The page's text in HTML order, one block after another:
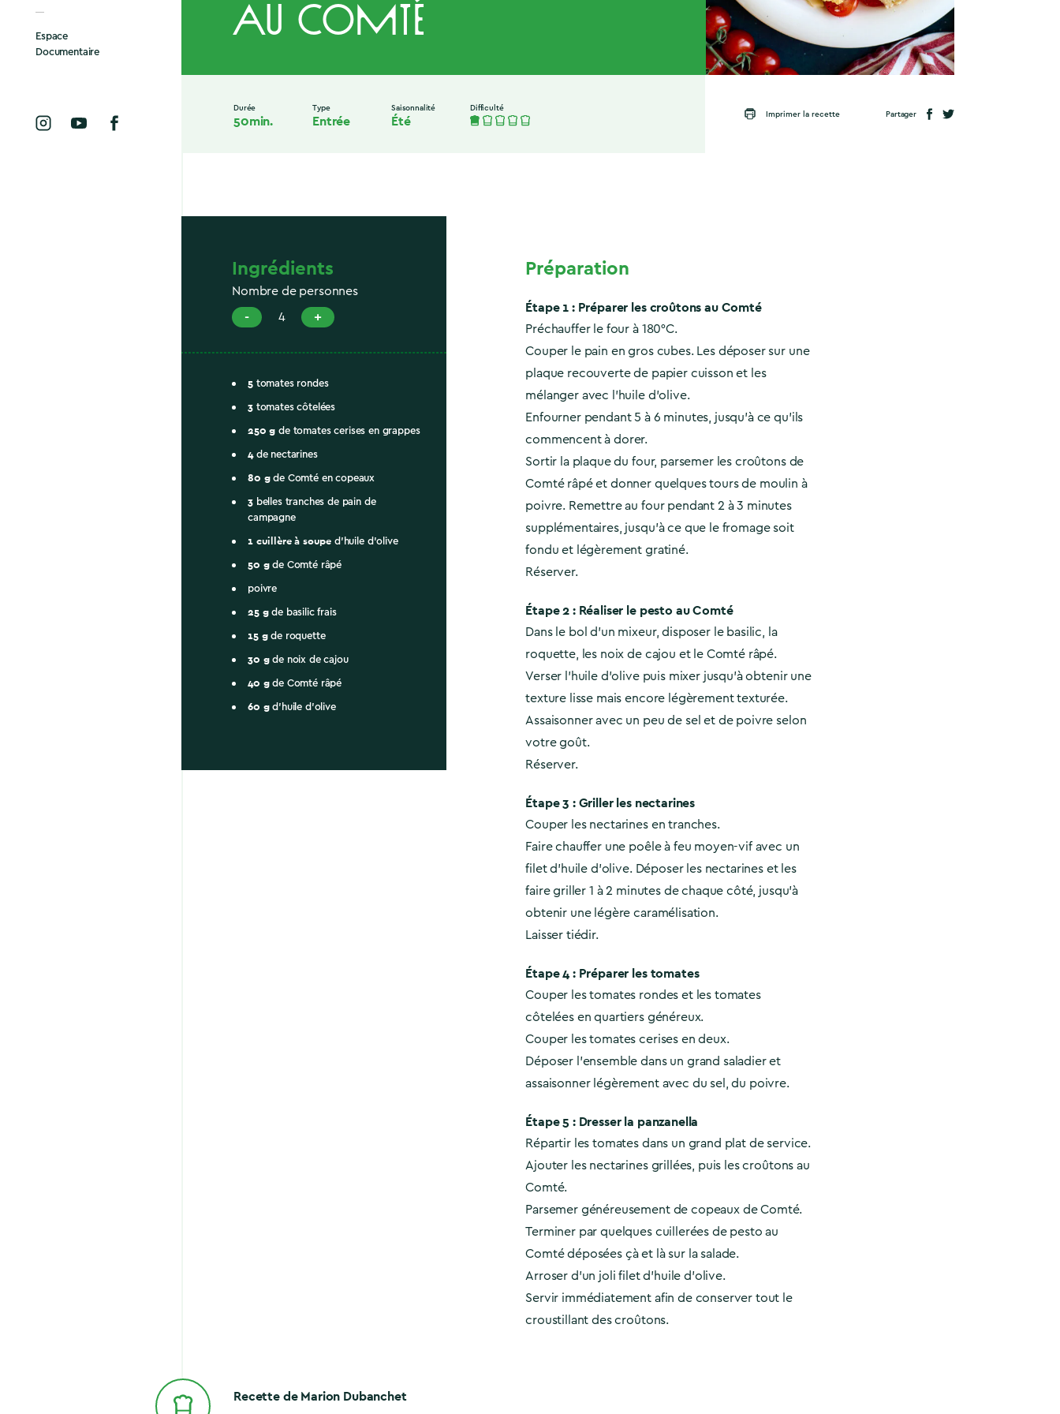
Espace
Documentaire
au Comté
Durée
50min.
Type
Entrée
Saisonnalité
Été
Difficulté
Imprimer la recette Partager
Ingrédients
Nombre de personnes
- 4 +
5 tomates rondes
3 tomates côtelées
250 gde tomates cerises en grappes
4 de nectarines
80 g de Comté en copeaux
3 belles tranches de pain de
campagne
1cuillère à soupe d'huile d'olive
50 g de Comté râpé
poivre
25g de basilic frais
15g de roquette
30 g de noix de cajou
40 g de Comté râpé
60 g d'huile d'olive
Préparation
Étape 1 : Préparer les croûtons au Comté
Préchauffer le four à 180°C.
Couper le pain en gros cubes. Les déposer sur une
plaque recouverte de papier cuisson et les
mélanger avec l'huile d'olive.
Enfourner pendant 5 à 6 minutes, jusqu'à ce qu'ils
commencent à dorer.
Sortir la plaque du four, parsemer les croûtons de
Comté râpé et donner quelques tours de moulin à
poivre. Remettre au four pendant 2 à 3 minutes
supplémentaires, jusqu'à ce que le fromage soit
fondu et légèrement gratiné.
Réserver.
Étape 2 : Réaliser le pesto au Comté
Dans le bol d'un mixeur, disposer le basilic, la
roquette, les noix de cajou et le Comté râpé.
Verser l'huile d'olive puis mixer jusqu'à obtenir une
texture lisse mais encore légèrement texturée.
Assaisonner avec un peu de sel et de poivre selon
votre goût.
Réserver.
Étape 3 : Griller les nectarines
Couper les nectarines en tranches.
Faire chauffer une poêle à feu moyen-vif avec un
filet d’huile d’olive. Déposer les nectarines et les
faire griller 1 à 2 minutes de chaque côté, jusqu'à
obtenir une légère caramélisation.
Laisser tiédir.
Étape 4 : Préparer les tomates
Couper les tomates rondes et les tomates
côtelées en quartiers généreux.
Couper les tomates cerises en deux.
Déposer l'ensemble dans un grand saladier et
assaisonner légèrement avec du sel, du poivre.
Étape 5 : Dresser la panzanella
Répartir les tomates dans un grand plat de service.
Ajouter les nectarines grillées, puis les croûtons au
Comté.
Parsemer généreusement de copeaux de Comté.
Terminer par quelques cuillerées de pesto au
Comté déposées çà et là sur la salade.
Arroser d’un joli filet d’huile d’olive.
Servir immédiatement afin de conserver tout le
croustillant des croûtons.
Recette de Marion Dubanchet